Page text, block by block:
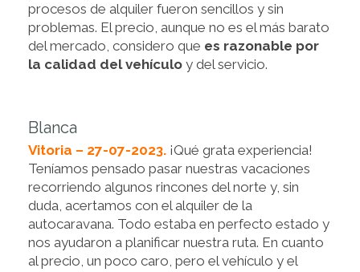
procesos de alquiler fueron sencillos y sin
problemas. El precio, aunque no es el más barato
del mercado, considero que es razonable por
la calidad del vehículo y del servicio.
Blanca
Vitoria – 27-07-2023. ¡Qué grata experiencia!
Teníamos pensado pasar nuestras vacaciones
recorriendo algunos rincones del norte y, sin
duda, acertamos con el alquiler de la
autocaravana. Todo estaba en perfecto estado y
nos ayudaron a planificar nuestra ruta. En cuanto
al precio, un poco caro, pero el vehículo y el